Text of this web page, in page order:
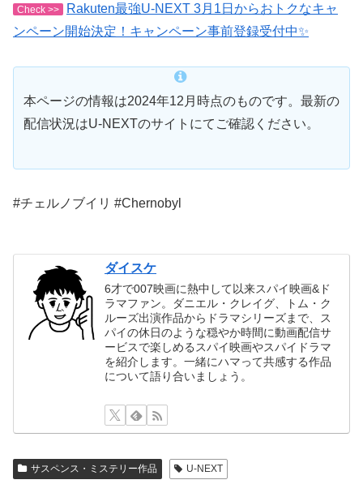
Check >>
Rakuten最強U-NEXT 3月1日からおトクなキャ
ンペーン開始決定！キャンペーン事前登録受付中✨
本ページの情報は2024年12月時点のものです。最新の
配信状況はU-NEXTのサイトにてご確認ください。
#チェルノブイリ #Chernobyl
ダイスケ
6才で007映画に熱中して以来スパイ映画&ド
ラマファン。ダニエル・クレイグ、トム・ク
ルーズ出演作品からドラマシリーズまで、ス
パイの休日のような穏やか時間に動画配信サ
ービスで楽しめるスパイ映画やスパイドラマ
を紹介します。一緒にハマって共感する作品
について語り合いましょう。
サスペンス・ミステリー作品 U-NEXT